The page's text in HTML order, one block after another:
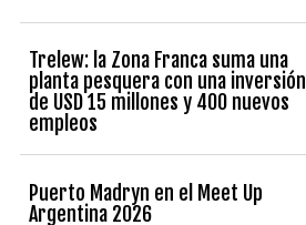
Trelew: la Zona Franca suma una
planta pesquera con una inversión
de USD 15 millones y 400 nuevos
empleos
Puerto Madryn en el Meet Up
Argentina 2026